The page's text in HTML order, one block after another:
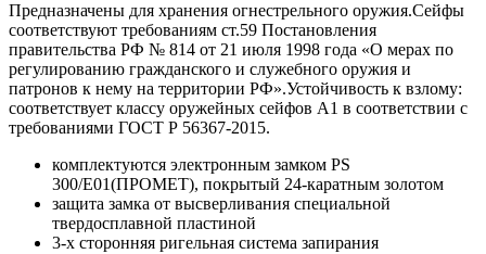
Предназначены для хранения огнестрельного оружия.Сейфы
соответствуют требованиям ст.59 Постановления
правительства РФ № 814 от 21 июля 1998 года «О мерах по
регулированию гражданского и служебного оружия и
патронов к нему на территории РФ».Устойчивость к взлому:
соответствует классу оружейных сейфов А1 в соответствии с
требованиями ГОСТ Р 56367-2015.
комплектуются электронным замком PS
300/E01(ПРОМЕТ), покрытый 24-каратным золотом
защита замка от высверливания специальной
твердосплавной пластиной
3-х сторонняя ригельная система запирания